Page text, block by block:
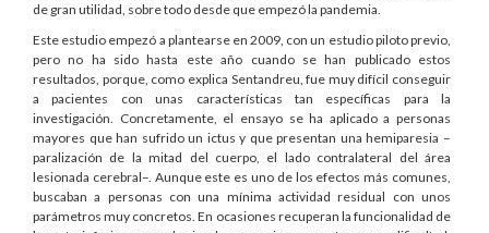
de gran utilidad, sobre todo desde que empezó la pandemia.
Este estudio empezó a plantearse en 2009, con un estudio piloto previo,
pero no ha sido hasta este año cuando se han publicado estos
resultados, porque, como explica Sentandreu, fue muy difícil conseguir
a pacientes con unas características tan específicas para la
investigación. Concretamente, el ensayo se ha aplicado a personas
mayores que han sufrido un ictus y que presentan una hemiparesia –
paralización de la mitad del cuerpo, el lado contralateral del área
lesionada cerebral–. Aunque este es uno de los efectos más comunes,
buscaban a personas con una mínima actividad residual con unos
parámetros muy concretos. En ocasiones recuperan la funcionalidad de